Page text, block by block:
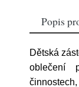
Popis
Dětská
oblečení